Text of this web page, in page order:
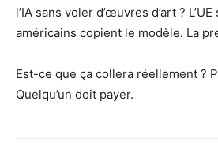
l’IA sans voler d’œuvres d’art ?
américains copient le modèle. La
Est-ce que ça collera réellement ?
Quelqu’un doit payer.